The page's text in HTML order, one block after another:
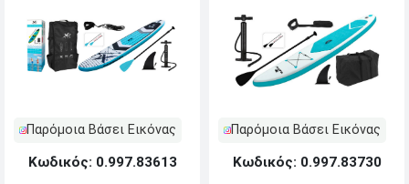
Παρόμοια Βάσει Εικόνας
Κωδικός: 0.997.83613
Παρόμοια Βάσει Εικόνας
Κωδικός: 0.997.83730